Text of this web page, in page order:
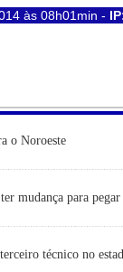
às 08h01min -
o Noroeste
mudança para pegar
técnico no